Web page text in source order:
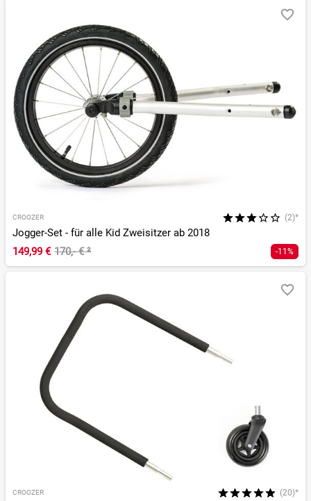
CROOZER (2)*
Jogger-Set - für alle Kid Zweisitzer ab 2018
149,99 € 170,- €² -11%
CROOZER (20)*